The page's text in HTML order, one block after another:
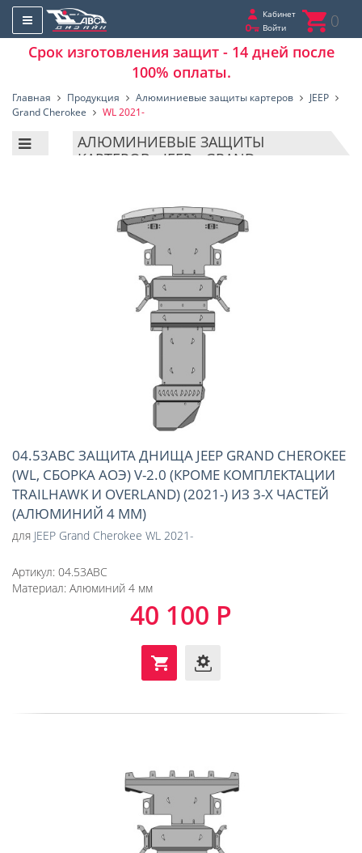
Кабинет
Войти
0
Срок изготовления защит - 14 дней после
100% оплаты.
Главная Продукция Алюминиевые защиты картеров
JEEP
Grand Cherokee
WL 2021-
АЛЮМИНИЕВЫЕ ЗАЩИТЫ
КАРТЕРОВ - JEEP - GRAND
04.53ABC ЗАЩИТА ДНИЩА JEEP GRAND CHEROKEE
(WL, СБОРКА АОЭ) V-2.0 (КРОМЕ КОМПЛЕКТАЦИИ
TRAILHAWK И OVERLAND) (2021-) ИЗ 3-Х ЧАСТЕЙ
(АЛЮМИНИЙ 4 ММ)
для JEEP Grand Cherokee WL 2021-
Артикул: 04.53ABC
Материал: Алюминий 4 мм
40 100 Р